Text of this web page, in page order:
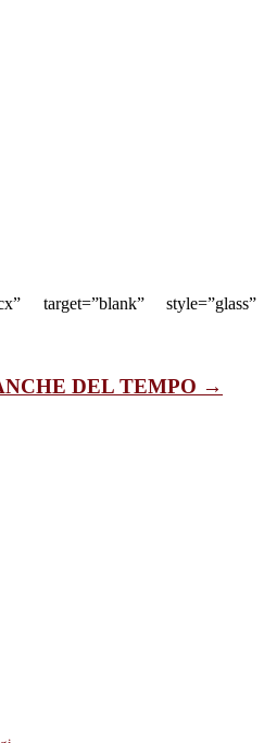
target=”blank”
DEL TEMPO →